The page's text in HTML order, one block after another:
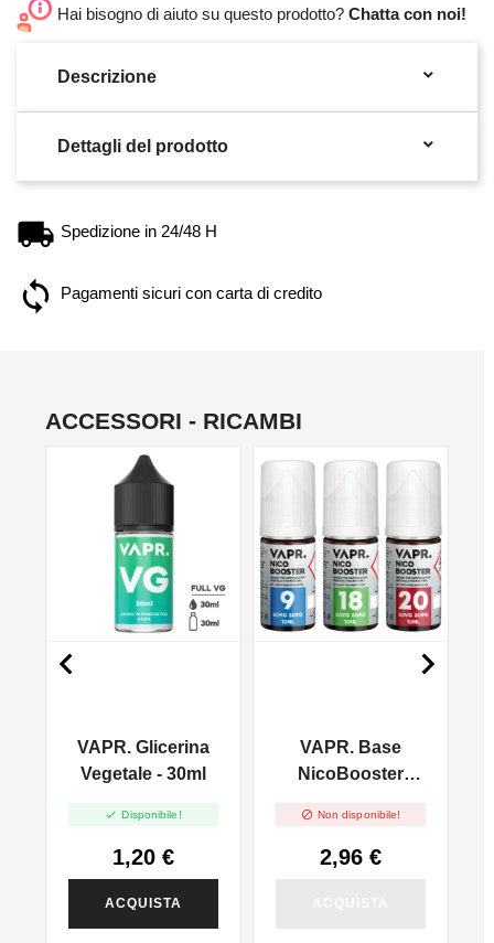
Hai bisogno di aiuto su questo prodotto? Chatta con noi!
Descrizione 
Dettagli del prodotto 
Spedizione in 24/48 H
Pagamenti sicuri con carta di credito
ACCESSORI - RICAMBI
VAPR. Glicerina
Vegetale - 30ml
 Disponibile!
1,20 €
ACQUISTA
VAPR. Base
NicoBooster
 Non disponibile!
2,96 €
 